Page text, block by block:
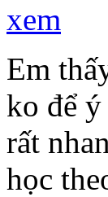
Em
ko để
rất
học